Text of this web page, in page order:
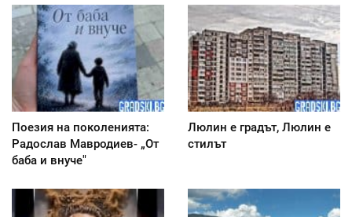
Поезия на поколенията:
Радослав Мавродиев- „От
баба и внуче"
Люлин е градът, Люлин е
стилът